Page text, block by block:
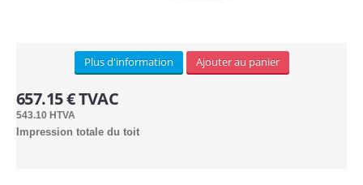
Eclairage (2)
Assemblage tentes (11)
Mobilier (2)
Plus d'information Ajouter au panier
657.15 € TVAC
543.10 HTVA
Impression totale du toit